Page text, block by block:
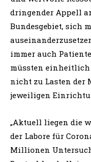
dringender Appell
Bundesgebiet, sich
immer auch
müssten einheitlich
nicht zu Lasten der
jeweiligen
„Aktuell liegen die
der Labore für
Millionen